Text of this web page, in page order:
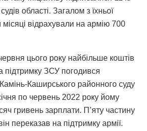
області. Загалом з їхньої
відрахували на армію 700
цього року найбільше коштів
підтримку ЗСУ погодився
Каширського районного суду
по червень 2022 року йому
гривень зарплати. П’яту частину
переказав на підтримку армії.